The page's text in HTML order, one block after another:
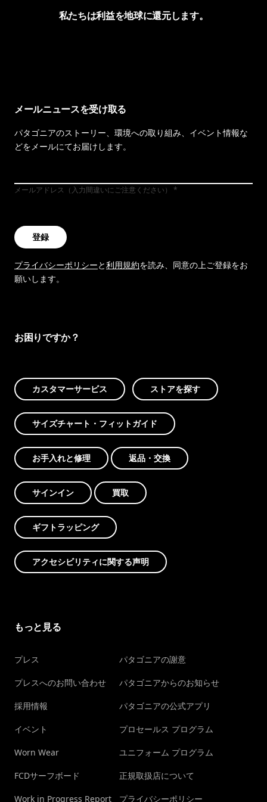
私たちは利益を地球に還元します。
メールニュースを受け取る
パタゴニアのストーリー、環境への取り組み、イベント情報な
どをメールにてお届けします。
メールアドレス（入力間違いにご注意ください）
登録
プライバシーポリシーと利用規約を読み、同意の上ご登録をお
願いします。
お困りですか？
カスタマーサービス ストアを探す
サイズチャート・フィットガイド
お手入れと修理 返品・交換
サインイン 買取
ギフトラッピング
アクセシビリティに関する声明
もっと見る
プレス
プレスへのお問い合わせ
採用情報
イベント
Worn Wear
FCDサーフボード
Work in Progress Report
パタゴニアの謝意
パタゴニアからのお知らせ
パタゴニアの公式アプリ
プロセールス プログラム
ユニフォーム プログラム
正規取扱店について
プライバシーポリシー